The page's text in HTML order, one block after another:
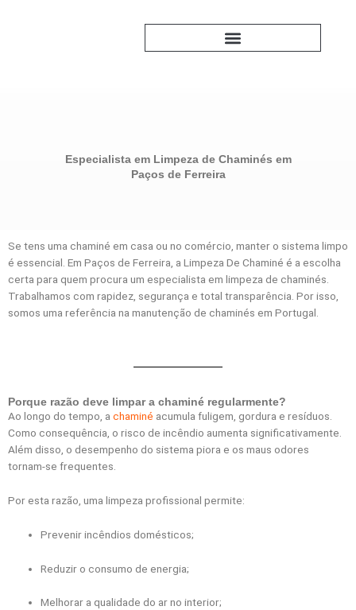
Especialista em Limpeza de Chaminés em
Paços de Ferreira
Se tens uma chaminé em casa ou no comércio, manter o sistema limpo
é essencial. Em Paços de Ferreira, a Limpeza De Chaminé é a escolha
certa para quem procura um especialista em limpeza de chaminés.
Trabalhamos com rapidez, segurança e total transparência. Por isso,
somos uma referência na manutenção de chaminés em Portugal.
Porque razão deve limpar a chaminé regularmente?
Ao longo do tempo, a chaminé acumula fuligem, gordura e resíduos.
Como consequência, o risco de incêndio aumenta significativamente.
Além disso, o desempenho do sistema piora e os maus odores
tornam-se frequentes.
Por esta razão, uma limpeza profissional permite:
Prevenir incêndios domésticos;
Reduzir o consumo de energia;
Melhorar a qualidade do ar no interior;